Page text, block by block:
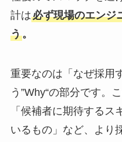
計は必ず現場のエンジ
う。
重要なのは「なぜ採用
う”Why“の部分です。
「候補者に期待するス
いるもの」など、より